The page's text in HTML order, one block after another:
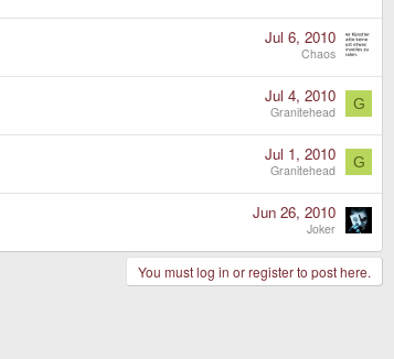
Jul 6, 2010
Chaos
Jul 4, 2010
Granitehead G
Jul 1, 2010
Granitehead G
Jun 26, 2010
Joker
You must log in or register to post here.